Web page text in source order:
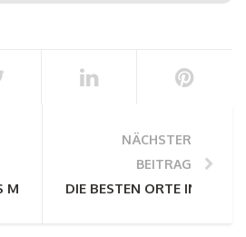
MAN IN SAMBIA SEHEN UND TUN
NÄCHSTER
BEITRAG
DIE BESTEN ORTE IN